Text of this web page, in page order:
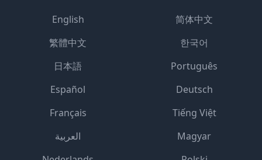
English
简体中文
繁體中文
한국어
日本語
Português
Español
Deutsch
Français
Tiếng Việt
العربية
Magyar